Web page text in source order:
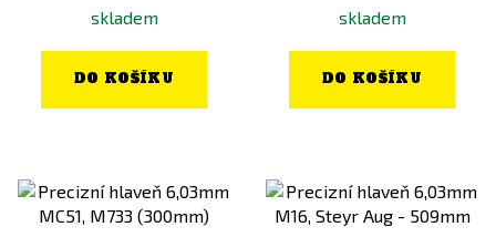
skladem
DO KOŠÍKU
skladem
DO KOŠÍKU